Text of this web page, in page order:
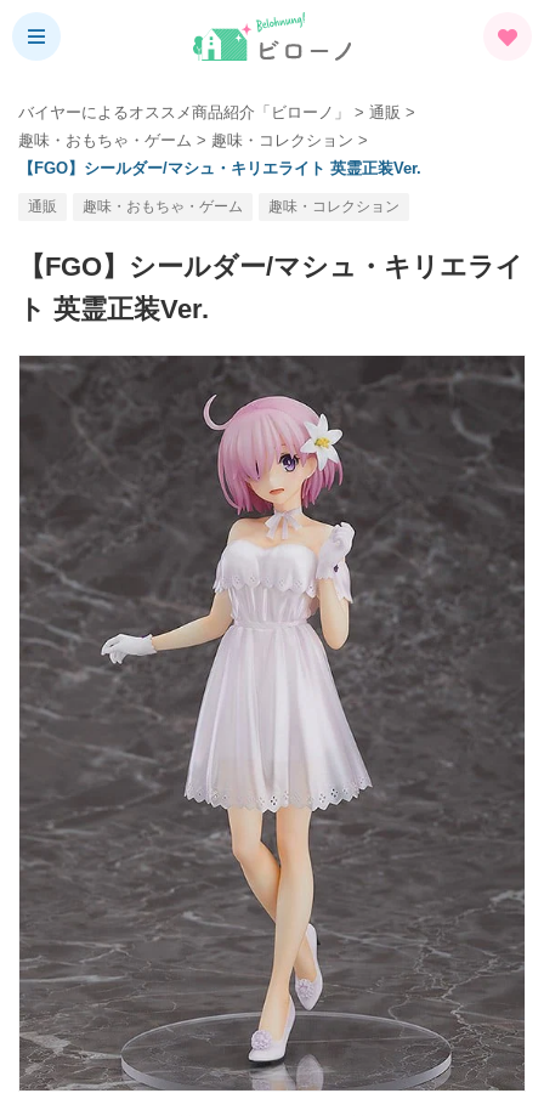
バイヤーによるオススメ商品紹介「ビローノ」 > 通販 >
趣味・おもちゃ・ゲーム > 趣味・コレクション >
【FGO】シールダー/マシュ・キリエライト 英霊正装Ver.
通販 趣味・おもちゃ・ゲーム 趣味・コレクション
【FGO】シールダー/マシュ・キリエライ
ト 英霊正装Ver.